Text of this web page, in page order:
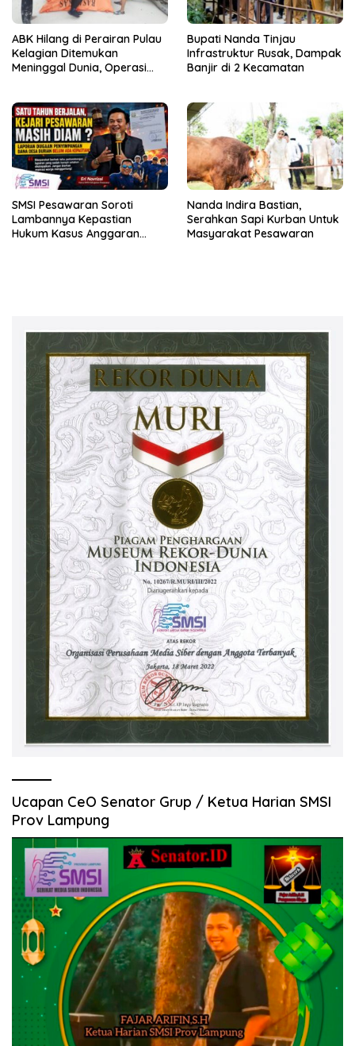
ABK Hilang di Perairan Pulau
Kelagian Ditemukan
Meninggal Dunia, Operasi
Bupati Nanda Tinjau
Infrastruktur Rusak, Dampak
Banjir di 2 Kecamatan
SMSI Pesawaran Soroti
Lambannya Kepastian
Hukum Kasus Anggaran
Nanda Indira Bastian,
Serahkan Sapi Kurban Untuk
Masyarakat Pesawaran
Ucapan CeO Senator Grup / Ketua Harian SMSI
Prov Lampung